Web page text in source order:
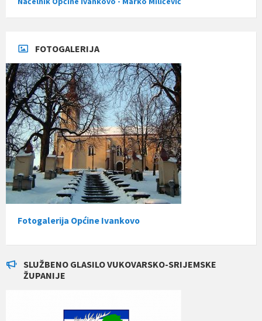
FOTOGALERIJA
Fotogalerija Općine Ivankovo
SLUŽBENO GLASILO VUKOVARSKO-SRIJEMSKE
ŽUPANIJE